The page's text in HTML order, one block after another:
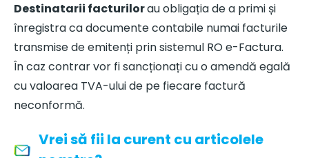
Destinatarii facturilorau obligația de a primi și
înregistra ca documente contabile numai facturile
transmise de emitenți prin sistemul RO e-Factura.
În caz contrar vor fi sancționați cu o amendă egală
cu valoarea TVA-ului de pe fiecare factură
neconformă.
Vrei să fii la curent cu articolele